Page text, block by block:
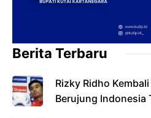
Berita Terbaru
Rizky Ridho
Berujung Indonesia